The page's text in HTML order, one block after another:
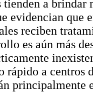
a brindar
evidencian que
reciben
es aún más
rápido a centros
principalmente